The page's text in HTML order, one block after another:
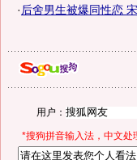
· 后舍男生被爆同性恋
用户：
*搜狗拼音输入法，中文处